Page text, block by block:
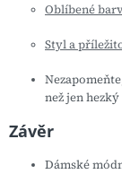
Oblíbené
Styl a
než jen
Závěr
Dámské